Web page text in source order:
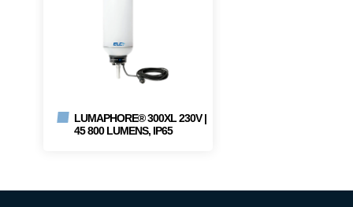
LUMAPHORE® 300XL 230V |
45 800 LUMENS, IP65